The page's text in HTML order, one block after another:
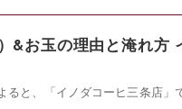
&お玉の理由と淹れ方
ると、「イノダコーヒ三条店」